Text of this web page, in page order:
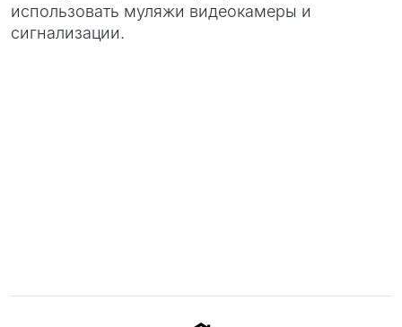
использовать муляжи видеокамеры и
сигнализации.